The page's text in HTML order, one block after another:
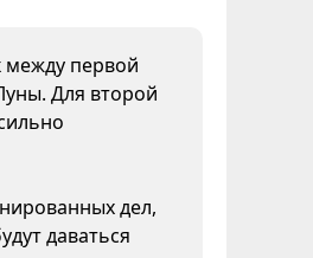
между первой
Для второй
дел,
даваться